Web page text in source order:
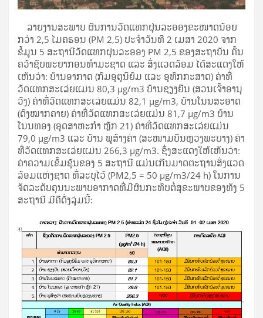
ລາຍງານສະພາບ ຜົນການວັດແທກຝຸ່ນລະອອງຂະໜາດນ້ອຍ
ກວ່າ 2,5 ໄມຄຣອນ (PM 2,5) ປະຈໍາວັນທີ 2 ເມສາ 2020 ຈາກ
ຂໍ້ມູນ 5 ສະຖານີວັດແທກຝຸ່ນລະອອງ PM 2,5 ຂອງສະຖາບັນ ຄົ້ນ
ຄວ້າຊັບພະຍາກອນທໍາມະຊາດ ແລະ ສິ່ງແວດລ້ອມ ໄດ້ສະແດງໃຫ້
ເຫັນວ່າ: ບ້ານອາກາດ (ກົມອຸຕຸນິຍົມ ແລະ ອຸທົກກະສາດ) ຄ່າທີ່
ວັດແທກສະເລ່ຍແມ່ນ 80,3 µg/m3 ບ້ານຊຽງຍືນ (ສວນເຈົ້າອານຸ
ວົງ) ຄ່າທີ່ວັດແທກສະເລ່ຍແມ່ນ 82,1 µg/m3, ບ້ານໂນນສະອາດ
(ດົງໝາກຄາຍ) ຄ່າທີ່ວັດແທກສະເລ່ຍແມ່ນ 81,7 µg/m3 ບ້ານ
ໂນນທອງ (ອຸດສາຫະກໍາ ຫຼັກ 21) ຄ່າທີ່ວັດແທກສະເລ່ຍແມ່ນ
79,0 µg/m3 ແລະ ບ້ານ ພູສ້າງຄ່າ (ສະໜາມບິນຫຼວງພະບາງ) ຄ່າ
ທີ່ວັດແທກສະເລ່ຍແມ່ນ 266,3 µg/m3. ຊຶ່ງສະແດງໃຫ້ເຫັນວ່າ:
ຄ່າຄວາມເຂັ້ມຂຸ້ນຂອງ 5 ສະຖານີ ແມ່ນເກີນມາດຕະຖານສິ່ງແວດ
ລ້ອມແຫ່ງຊາດ ທີ່ລະບຸໄວ້ (PM2,5 = 50 µg/m3/24 h) ໃນການ
ຈັດລະດັບຄຸນນະພາບອາກາດທີ່ມີຜົນກະທົບຕໍ່ສຸຂະພາບຂອງທັງ 5
ສະຖານີ ມີຄືດັ່ງລຸຸ່ມນີ້: